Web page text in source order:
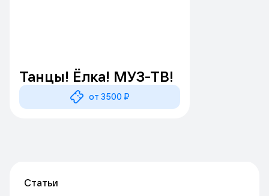
Танцы! Ёлка! МУЗ-ТВ!
от 3500 ₽
Статьи